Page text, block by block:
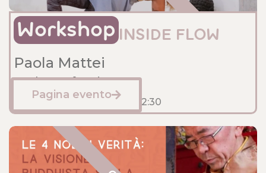
Workshop INSIDE FLOW
Paola Mattei
Sede: Anfossi
Febbraio 2, 2025 10:30 - 12:30
Pagina evento